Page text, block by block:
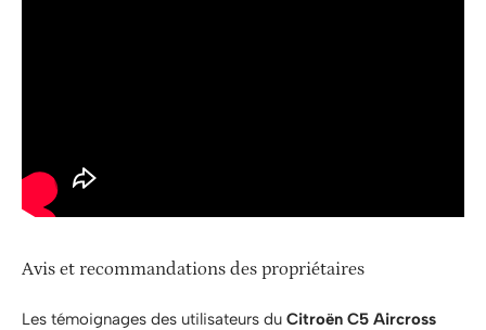
Avis et recommandations des propriétaires
Les témoignages des utilisateurs du Citroën C5 Aircross